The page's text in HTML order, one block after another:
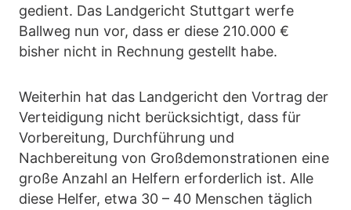
gedient. Das Landgericht Stuttgart werfe
Ballweg nun vor, dass er diese 210.000 €
bisher nicht in Rechnung gestellt habe.
Weiterhin hat das Landgericht den Vortrag der
Verteidigung nicht berücksichtigt, dass für
Vorbereitung, Durchführung und
Nachbereitung von Großdemonstrationen eine
große Anzahl an Helfern erforderlich ist. Alle
diese Helfer, etwa 30 – 40 Menschen täglich